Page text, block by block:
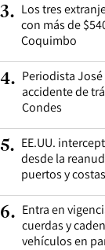
3. Los tres
con más de
Coquimbo
4. Periodista
accidente de
Condes
5. EE.UU.
desde la
puertos y
6. Entra en
cuerdas y
vehículos en